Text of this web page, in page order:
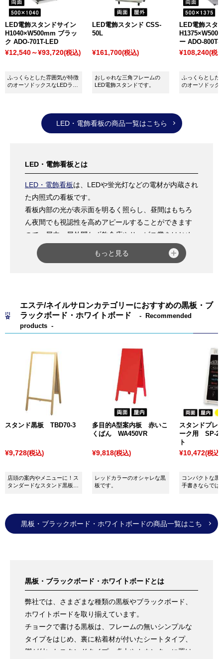
木製イーゼル
と比べてサイズや種類も豊富なので、設
置する場所やシーンに合わせてお好きなアイテムをぜ
ひ選んでみてください。
LED電飾スタンドサイン
H1040×W500mm ブラッ
ク ADO-701T-LED
¥12,540～¥93,720(税込)
ふっくらとした雰囲気が特徴
のオーソドックスなLEDライ
LED電飾スタンド CSS-
50L
¥161,700(税込)
おしゃれな三角フレームの
LED電飾スタンドです。
LED電飾スタ
ー ADO-800T-
¥108,240(税
ふっくらとした
のオーソドック
LED・電飾看板の商品一覧はこちら
LED・電飾看板とは
LED・電飾看板は、LEDや蛍光灯などの電材が内蔵され
た内照式の看板です。
看板内部の光が表示面を明るく照らし、昼間はもちろ
ん夜間でも視認性を高めアピールすることができます
ので、屋内・屋外問わず飲食店やサービス業をはじめ
としたさまざまな場所で使用されています。
看板の面板には光を透過させる乳半色のアクリル板な
インを頻繁に変える場合は後者を選んでいただくな
ど、使い方によって商品を選んでいただけます。
また、気を付けていただきたいこととして、LED電飾
看板ではない電気製品の看板を使用する場合は、地域
の周波数（Hz）をよく確認した上で商品をご購入くだ
さい。
周波数には「50Hz」と「60Hz」の2種類があり、長野
県など一部の地域では周波数が混在しています。周波
数の違いを確認せずに誤って使用した場合には商品の
性能低下や故障に繋がってしまいますので、引っ越し
など県外へのご移動の際には特にご注意ください。
もっと見る
エステ/ネイルサロンカテゴリーにおすすめの黒板・ブ
ラックボード・ホワイトボード
Recommended
products
スタンド黒板 TBD70-3
¥9,728(税込)
店頭の案内やメニューに！ス
タンダードなスタンド黒板で
多目的A型案内板 赤いこ
くばん WA450VR
¥9,818(税込)
レッドカラーのオシャレな黒
板です。
スタンドプレ
ーク用 SP-
ト
¥10,472(税込)
コンパクトな黒
手書きならでは
黒板・ブラックボード・ホワイトボードの商品一覧はこち
黒板・ブラックボード・ホワイトボードとは
弊社では、さまざまな種類の黒板やブラックボード、
ホワイトボードを取り揃えています。
チョークで書ける黒板は、フレームの無いシンプルな
タイプをはじめ、裏に粘着材が付いたシートタイプ、
脚が付いたスタンドタイプ、卓上やカウンターに置け